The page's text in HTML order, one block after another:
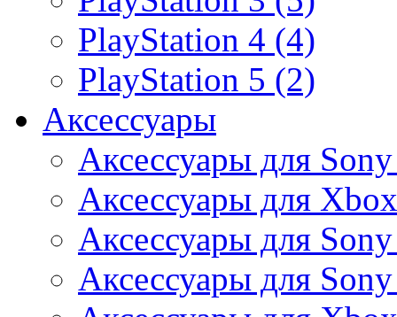
PlayStation 4 (4)
PlayStation 5 (2)
Аксессуары
Аксессуары для
Аксессуары для
Аксессуары для
Аксессуары для